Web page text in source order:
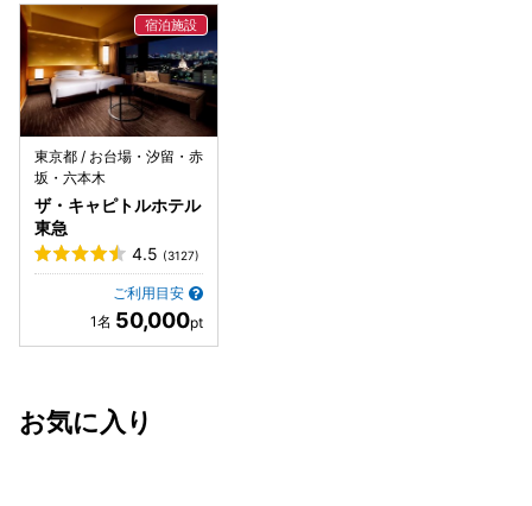
東京都 / お台場・汐留・赤
坂・六本木
ザ・キャピトルホテル
東急
4.5 (3127)
ご利用目安
50,000
お気に入り